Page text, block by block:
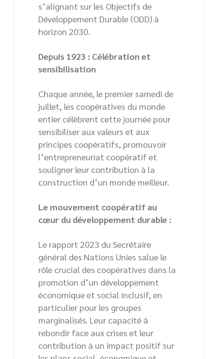
s’alignant sur les Objectifs de
Développement Durable (ODD) à
horizon 2030.
Depuis 1923 : Célébration et
sensibilisation
Chaque année, le premier samedi de
juillet, les coopératives du monde
entier célèbrent cette journée pour
sensibiliser aux valeurs et aux
principes coopératifs, promouvoir
l’entrepreneuriat coopératif et
souligner leur contribution à la
construction d’un monde meilleur.
Le mouvement coopératif au
cœur du développement durable :
Le rapport 2023 du Secrétaire
général des Nations Unies salue le
rôle crucial des coopératives dans la
promotion d’un développement
économique et social inclusif, en
particulier pour les groupes
marginalisés. Leur capacité à
rebondir face aux crises et leur
contribution à un impact positif sur